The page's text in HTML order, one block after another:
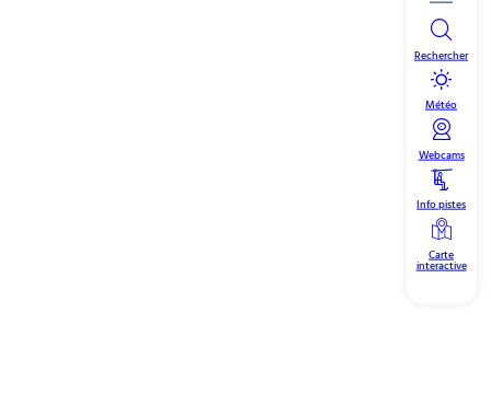
Rechercher
Météo
Webcams
Info pistes
Carte
interactive